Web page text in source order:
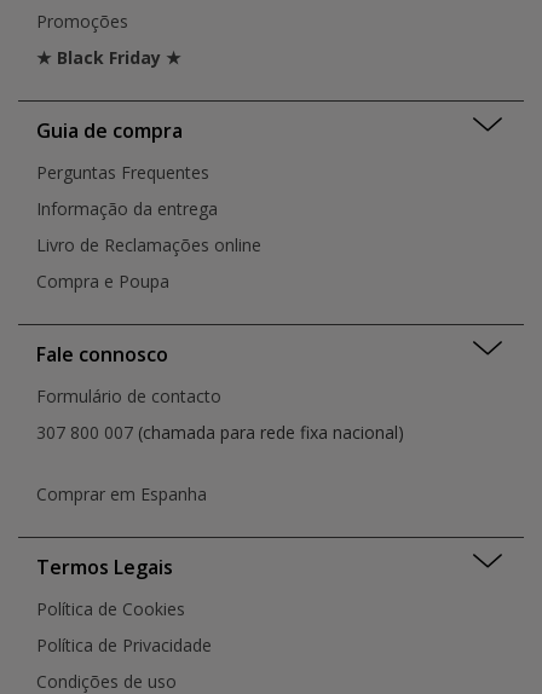
Promoções
★ Black Friday ★
Guia de compra
Perguntas Frequentes
Informação da entrega
Livro de Reclamações online
Compra e Poupa
Fale connosco
Formulário de contacto
307 800 007 (chamada para rede fixa nacional)
Comprar em Espanha
Termos Legais
Política de Cookies
Política de Privacidade
Condições de uso